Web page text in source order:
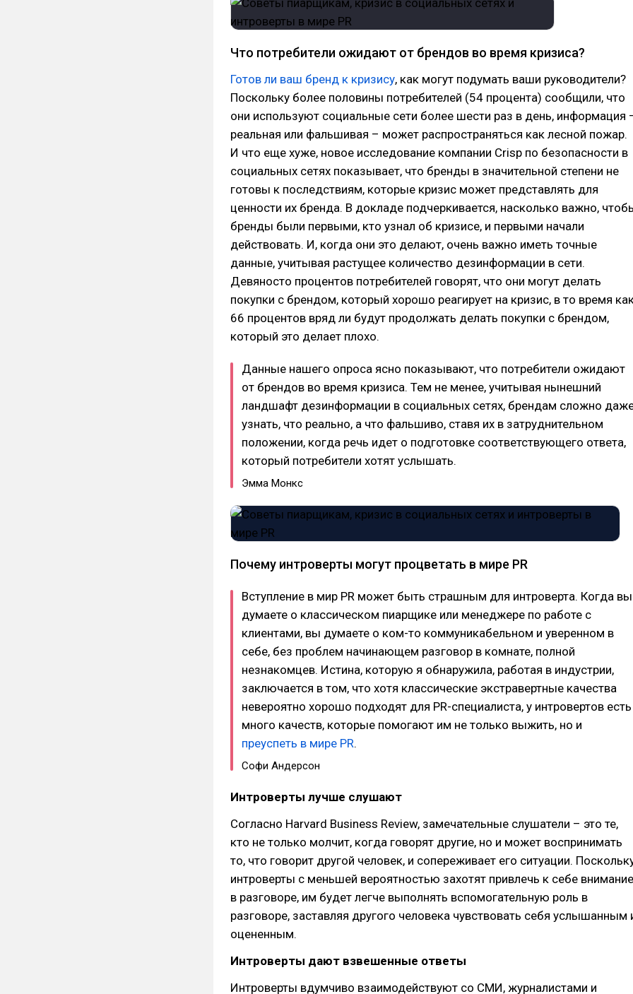
Что потребители ожидают от брендов во время кризиса?
Готов ли ваш бренд к кризису, как могут подумать ваши руководители?
Поскольку более половины потребителей (54 процента) сообщили, что
они используют социальные сети более шести раз в день, информация
реальная или фальшивая – может распространяться как лесной пожар.
И что еще хуже, новое исследование компании Crisp по безопасности в
социальных сетях показывает, что бренды в значительной степени не
готовы к последствиям, которые кризис может представлять для
ценности их бренда. В докладе подчеркивается, насколько важно,
бренды были первыми, кто узнал об кризисе, и первыми начали
действовать. И, когда они это делают, очень важно иметь точные
данные, учитывая растущее количество дезинформации в сети.
Девяносто процентов потребителей говорят, что они могут делать
покупки с брендом, который хорошо реагирует на кризис, в то время
66 процентов вряд ли будут продолжать делать покупки с брендом,
который это делает плохо.
Данные нашего опроса ясно показывают, что потребители ожидают
от брендов во время кризиса. Тем не менее, учитывая нынешний
ландшафт дезинформации в социальных сетях, брендам сложно
узнать, что реально, а что фальшиво, ставя их в затруднительном
положении, когда речь идет о подготовке соответствующего ответа,
который потребители хотят услышать.
Эмма Монкс
Почему интроверты могут процветать в мире PR
Вступление в мир PR может быть страшным для интроверта. Когда вы
думаете о классическом пиарщике или менеджере по работе с
клиентами, вы думаете о ком-то коммуникабельном и уверенном в
себе, без проблем начинающем разговор в комнате, полной
незнакомцев. Истина, которую я обнаружила, работая в индустрии,
заключается в том, что хотя классические экстравертные качества
невероятно хорошо подходят для PR-специалиста, у интровертов есть
много качеств, которые помогают им не только выжить, но и
преуспеть в мире PR.
Софи Андерсон
Интроверты лучше слушают
Согласно Harvard Business Review, замечательные слушатели – это те,
кто не только молчит, когда говорят другие, но и может воспринимать
то, что говорит другой человек, и сопереживает его ситуации.
интроверты с меньшей вероятностью захотят привлечь к себе внимание
в разговоре, им будет легче выполнять вспомогательную роль в
разговоре, заставляя другого человека чувствовать себя услышанным
оцененным.
Интроверты дают взвешенные ответы
Интроверты вдумчиво взаимодействуют со СМИ, журналистами и